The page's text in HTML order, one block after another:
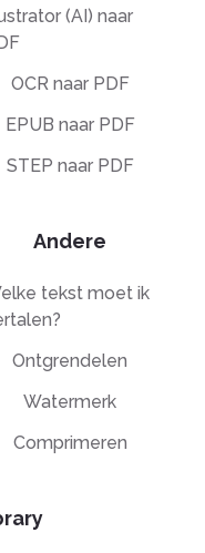
(AI) naar
OCR naar PDF
EPUB naar PDF
STEP naar PDF
Andere
tekst moet ik
Ontgrendelen
Watermerk
Comprimeren